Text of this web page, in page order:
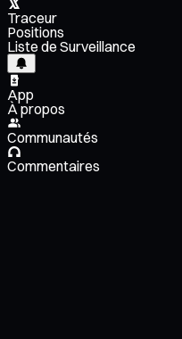
Traceur
Positions
Liste de Surveillance
App
À propos
Communautés
Commentaires